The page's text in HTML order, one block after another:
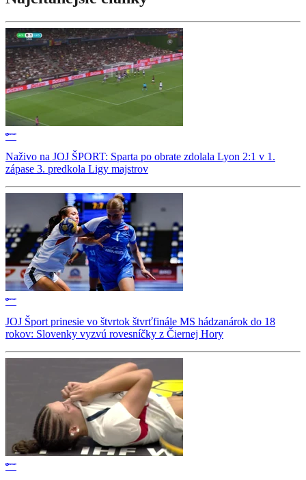
Naživo na JOJ ŠPORT: Sparta po obrate zdolala Lyon 2:1 v 1.
zápase 3. predkola Ligy majstrov
JOJ Šport prinesie vo štvrtok štvrťfinále MS hádzanárok do 18
rokov: Slovenky vyzvú rovesníčky z Čiernej Hory